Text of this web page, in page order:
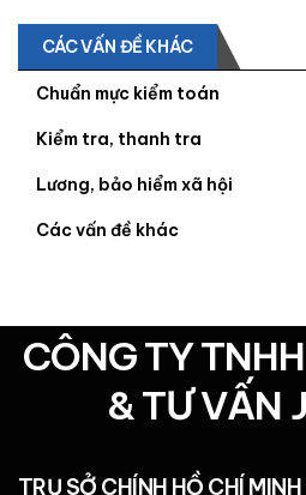
CÁC VẤN ĐỀ KHÁC
Chuẩn mực kiểm toán
Kiểm tra, thanh tra
Lương, bảo hiểm xã hội
Các vấn đề khác
CÔNG TY
& TƯ VẤN
TRỤ SỞ CHÍNH HỒ CHÍ MINH